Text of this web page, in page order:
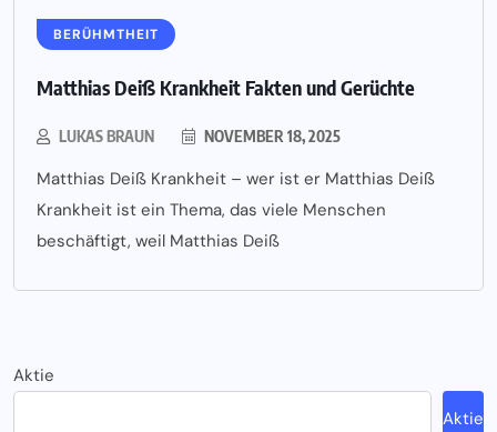
BERÜHMTHEIT
Matthias Deiß Krankheit Fakten und Gerüchte
LUKAS BRAUN NOVEMBER 18, 2025
Matthias Deiß Krankheit – wer ist er Matthias Deiß
Krankheit ist ein Thema, das viele Menschen
beschäftigt, weil Matthias Deiß
Aktie
Aktie